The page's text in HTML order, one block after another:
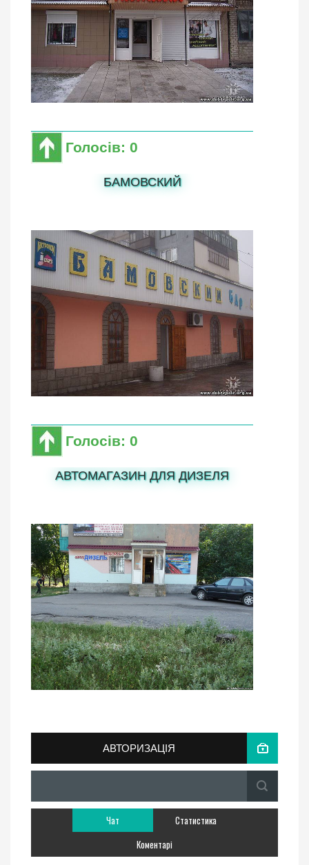
Голосів: 0
БАМОВСКИЙ
Голосів: 0
АВТОМАГАЗИН ДЛЯ ДИЗЕЛЯ
АВТОРИЗАЦІЯ
Чат
Статистика
Коментарі